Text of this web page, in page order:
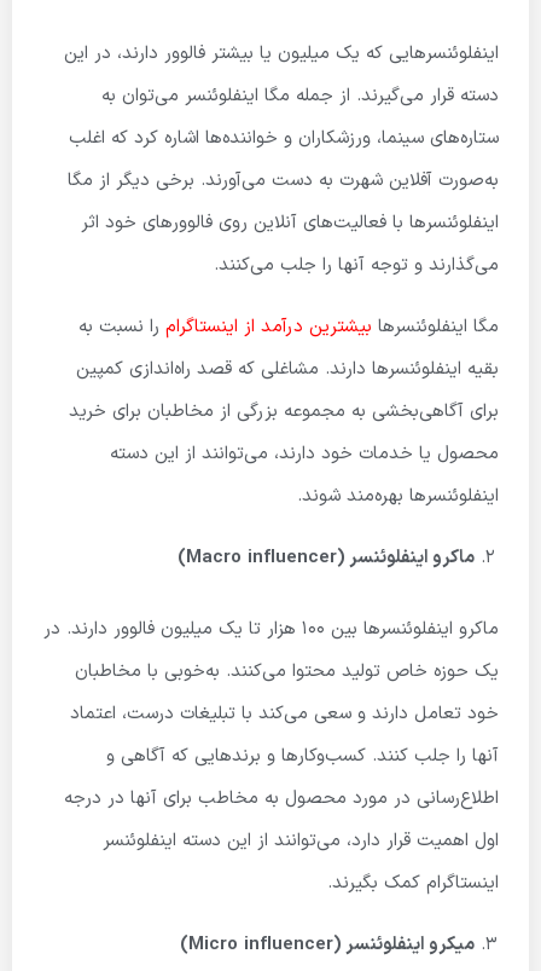
اینفلوئنسرهایی که یک میلیون یا بیشتر فالوور دارند، در این
دسته قرار می‌گیرند. از جمله مگا اینفلوئنسر می‌توان به
ستاره‌های سینما، ورزشکاران و خواننده‌ها اشاره کرد که اغلب
به‌صورت آفلاین شهرت به دست می‌آورند. برخی دیگر از مگا
اینفلوئنسرها با فعالیت‌های آنلاین روی فالوورهای خود اثر
می‌گذارند و توجه آنها را جلب می‌کنند.
مگا اینفلوئنسرها بیشترین درآمد از اینستاگرام را نسبت به
بقیه اینفلوئنسرها دارند. مشاغلی که قصد راه‌اندازی کمپین
برای آگاهی‌بخشی به مجموعه بزرگی از مخاطبان برای خرید
محصول یا خدمات خود دارند، می‌توانند از این دسته
اینفلوئنسرها بهره‌مند شوند.
ماکرو اینفلوئنسر ( Macro influencer
)
ماکرو اینفلوئنسرها بین 100 هزار تا یک میلیون فالوور دارند. در
یک حوزه خاص تولید محتوا می‌کنند. به‌خوبی با مخاطبان
خود تعامل دارند و سعی می‌کند با تبلیغات درست، اعتماد
آنها را جلب کنند. کسب‌وکارها و برندهایی که آگاهی و
اطلاع‌رسانی در مورد محصول به مخاطب برای آنها در درجه
اول اهمیت قرار دارد، می‌توانند از این دسته اینفلوئنسر
اینستاگرام کمک بگیرند.
میکرو اینفلوئنسر ( Micro influencer
)